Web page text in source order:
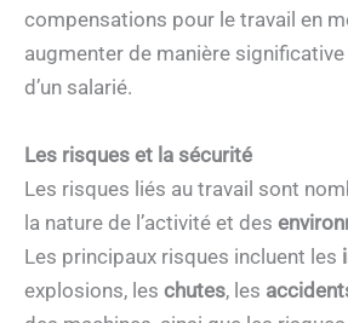
compensations pour le travail en
augmenter de manière
d’un salarié.
Les risques et la sécurité
Les risques liés au travail sont
la nature de l’activité et des
Les principaux risques incluent les
explosions, les chutes, les